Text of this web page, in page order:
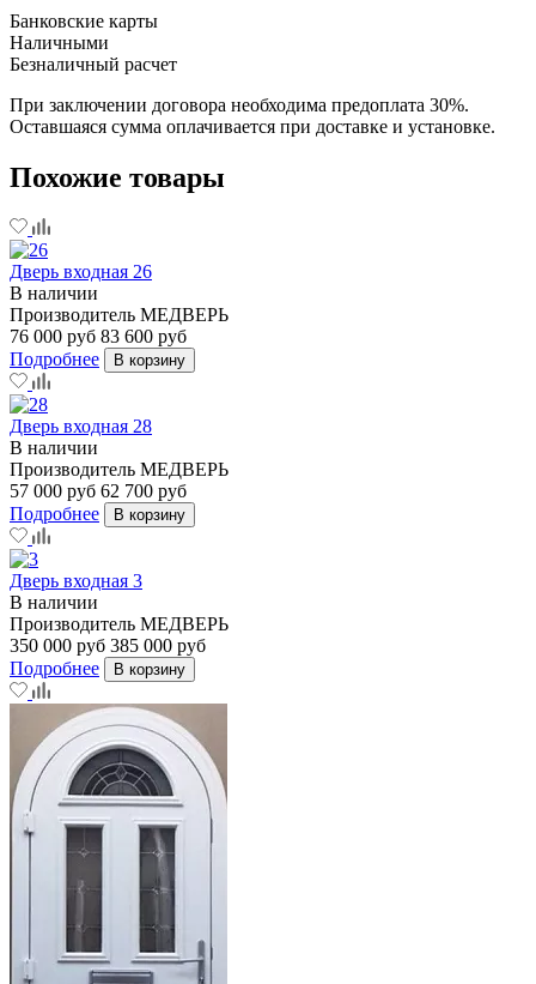
Банковские карты
Наличными
Безналичный расчет
При заключении договора необходима предоплата 30%.
Оставшаяся сумма оплачивается при доставке и установке.
Похожие товары
Дверь входная 26
В наличии
Производитель МЕДВЕРЬ
76 000 руб 83 600 руб
Подробнее
В корзину
Дверь входная 28
В наличии
Производитель МЕДВЕРЬ
57 000 руб 62 700 руб
Подробнее
В корзину
Дверь входная 3
В наличии
Производитель МЕДВЕРЬ
350 000 руб 385 000 руб
Подробнее
В корзину